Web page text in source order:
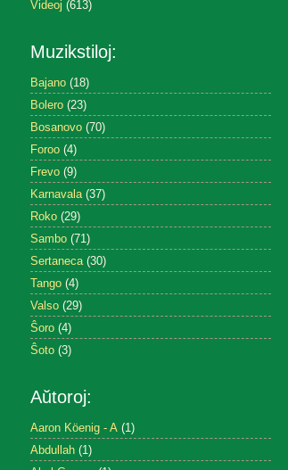
Videoj (613)
Muzikstiloj:
Bajano (18)
Bolero (23)
Bosanovo (70)
Foroo (4)
Frevo (9)
Karnavala (37)
Roko (29)
Sambo (71)
Sertaneca (30)
Tango (4)
Valso (29)
Ŝoro (4)
Ŝoto (3)
Aŭtoroj:
Aaron Köenig - A (1)
Abdullah (1)